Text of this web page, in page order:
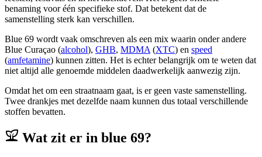
benaming voor één specifieke stof. Dat betekent dat de
samenstelling sterk kan verschillen.
Blue 69 wordt vaak omschreven als een mix waarin onder andere
Blue Curaçao (alcohol), GHB, MDMA (XTC) en speed
(amfetamine) kunnen zitten. Het is echter belangrijk om te weten dat
niet altijd alle genoemde middelen daadwerkelijk aanwezig zijn.
Omdat het om een straatnaam gaat, is er geen vaste samenstelling.
Twee drankjes met dezelfde naam kunnen dus totaal verschillende
stoffen bevatten.
Wat zit er in blue 69?